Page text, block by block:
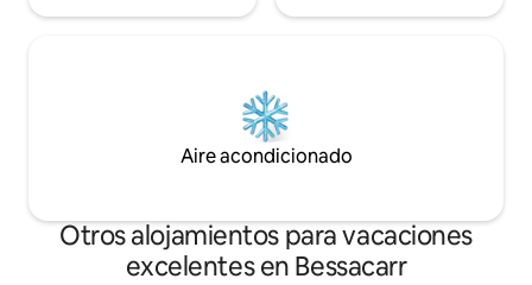
Aire acondicionado
Otros alojamientos para vacaciones
excelentes en Bessacarr